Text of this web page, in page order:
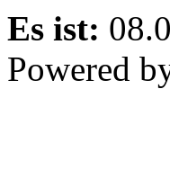
Es ist:
Powered